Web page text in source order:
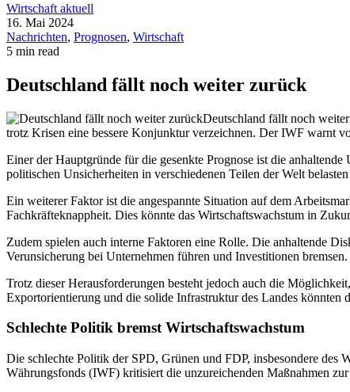
Wirtschaft aktuell
16. Mai 2024
Nachrichten, Prognosen, Wirtschaft
5 min read
Deutschland fällt noch weiter zurück
Deutschland fällt noch
trotz Krisen eine bessere Konjunktur verzeichnen. Der IWF warnt
Einer der Hauptgründe für die gesenkte Prognose ist die
politischen Unsicherheiten in verschiedenen Teilen der Welt
Ein weiterer Faktor ist die angespannte Situation auf dem
Fachkräfteknappheit. Dies könnte das Wirtschaftswachstum in
Zudem spielen auch interne Faktoren eine Rolle. Die anhaltende
Verunsicherung bei Unternehmen führen und Investitionen bremsen.
Trotz dieser Herausforderungen besteht jedoch auch die
Exportorientierung und die solide Infrastruktur des Landes
Schlechte Politik bremst Wirtschaftswachstum
Die schlechte Politik der SPD, Grünen und FDP, insbesondere des
Währungsfonds (IWF) kritisiert die unzureichenden Maßnahmen